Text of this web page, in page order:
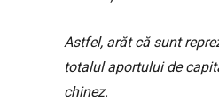
Astfel, arăt că sunt
totalul aportului de
chinez.